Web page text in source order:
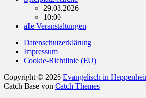
29.08.2026
10:00
alle Veranstaltungen
Datenschutzerklärung
Impressum
Cookie-Richtlinie (EU)
Copyright © 2026 Evangelisch in
Catch Base von Catch Themes